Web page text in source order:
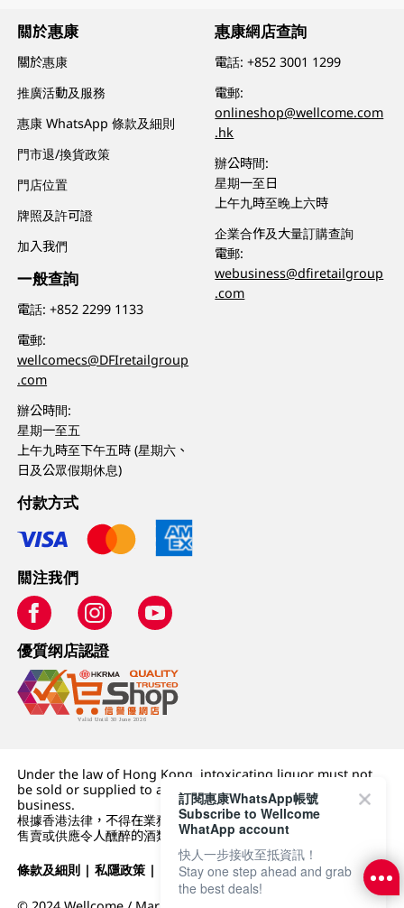
關於惠康
關於惠康
推廣活動及服務
惠康 WhatsApp 條款及細則
門市退/換貨政策
門店位置
牌照及許可證
加入我們
一般查詢
電話:+852 2299 1133
電郵:
wellcomecs@DFIretailgroup
.com
辦公時間:
星期一至五
上午九時至下午五時 (星期六、
日及公眾假期休息)
惠康網店查詢
電話:+852 3001 1299
電郵:
onlineshop@wellcome.com
.hk
辦公時間:
星期一至日
上午九時至晚上六時
企業合作及大量訂購查詢
電郵:
webusiness@dfiretailgroup
.com
付款方式
關注我們
優質纲店認證
Under the law of Hong Kong, intoxicating liquor must not
be sold or supplied to a minor (under 18) in the course of
business.
根據香港法律，不得在業務過程中，向未成年人 (18 歲以下人士)
售賣或供應令人醺醉的酒類。
條款及細則 |私隱政策 | DFI零售集團
訂閱惠康WhatsApp帳號
Subscribe to Wellcome
WhatApp account
快人一步接收至抵資訊！
Stay one step ahead and grab
the best deals!